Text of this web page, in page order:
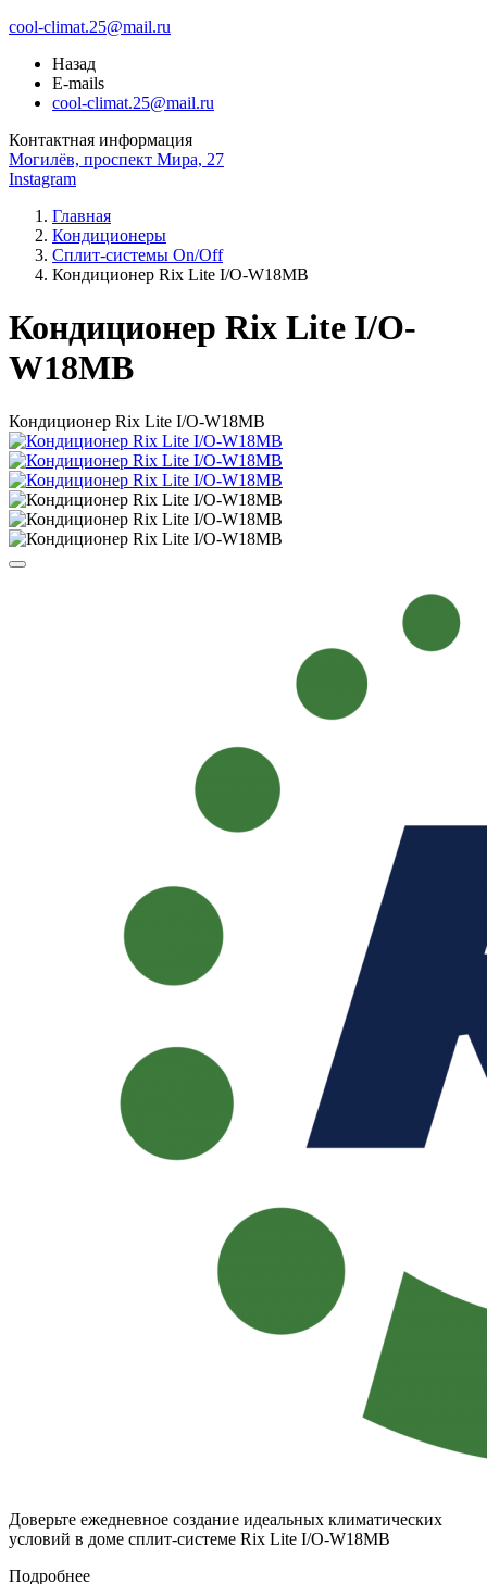
cool-climat.25@mail.ru
Назад
E-mails
cool-climat.25@mail.ru
Контактная информация
Могилёв, проспект Мира, 27
Instagram
Главная
Кондиционеры
Сплит-системы On/Off
Кондиционер Rix Lite I/O-W18MB
Кондиционер Rix Lite I/O-
W18MB
Кондиционер Rix Lite I/O-W18MB
Доверьте ежедневное создание идеальных климатических
условий в доме сплит-системе Rix Lite I/O-W18MB
Подробнее